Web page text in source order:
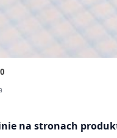
na stronach